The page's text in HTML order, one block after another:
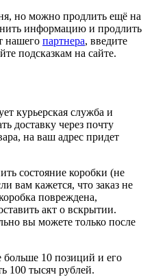
но можно продлить ещё на
информацию и продлить
нашего партнера, введите
подсказкам на сайте.
курьерская служба и
доставку через почту
на ваш адрес придет
состояние коробки (не
вам кажется, что заказ не
повреждена,
акт о вскрытии.
вы можете только после
больше 10 позиций и его
100 тысяч рублей.